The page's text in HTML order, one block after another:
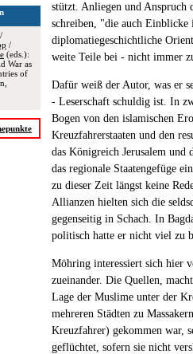
/
/
(eds.):
War as
of
stützt. Anliegen und Anspruch
schreiben, "die auch
diplomatiegeschichtliche
weite Teile bei - nicht immer
Dafür weiß der Autor, was er
- Leserschaft schuldig ist. In
Bogen von den islamischen
Kreuzfahrerstaaten und den
das Königreich Jerusalem und
das regionale Staatengefüge
zu dieser Zeit längst keine
Allianzen hielten sich die
gegenseitig in Schach. In
politisch hatte er nicht viel zu
Möhring interessiert sich hier
zueinander. Die Quellen,
Lage der Muslime unter der
mehreren Städten zu
Kreuzfahrer) gekommen war,
geflüchtet, sofern sie nicht